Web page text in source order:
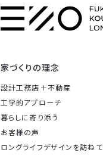
家づくりの理念
設計工務店＋不動産
工学的アプローチ
暮らしに寄り添う
お客様の声
ロングライフデザインを訪ねて